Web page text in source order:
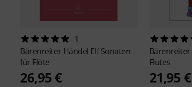
1
Bärenreiter Händel Elf Sonaten
für Flöte
26,95 €
Bärenreiter
Flutes
21,95 €